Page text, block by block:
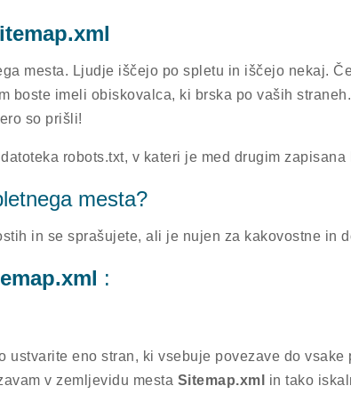
mesta. Ljudje iščejo po spletu in iščejo nekaj.
boste imeli obiskovalca, ki brska po vaših
so prišli!
robots.txt, v kateri je med drugim
mesta?
in se sprašujete, ali je nujen za kakovostne in
:
ustvarite eno stran, ki vsebuje povezave do
v zemljevidu mesta Sitemap.xml
in tako